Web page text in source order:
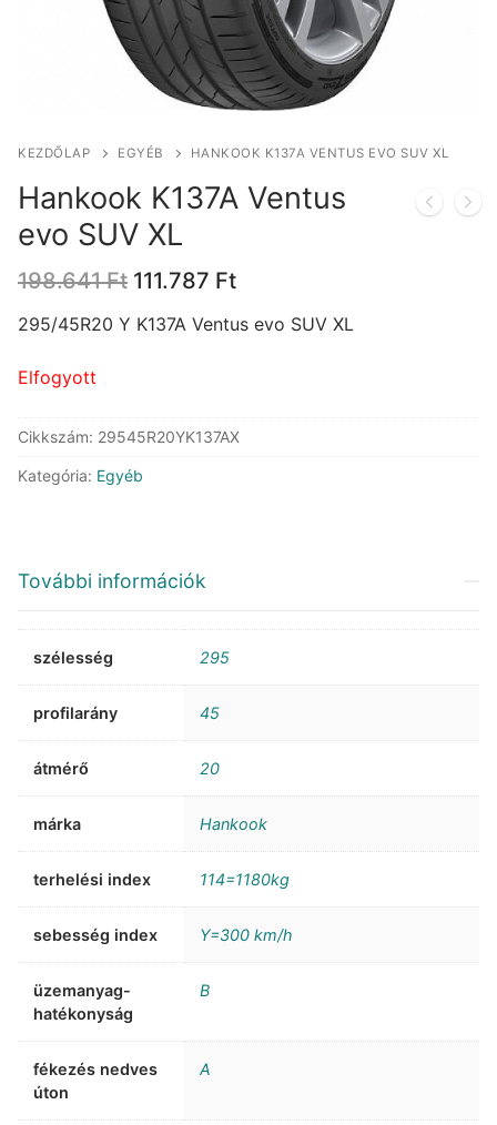
KEZDŐLAP EGYÉB HANKOOK K137A VENTUS EVO SUV XL
Hankook K137A Ventus
evo SUV XL
198.641Ft Original
was:
111.787 FtCurrent
is:
295/45R20 Y K137A Ventus evo SUV XL
Elfogyott
Cikkszám: 29545R20YK137AX
Kategória: Egyéb
További információk
szélesség 295
profilarány 45
átmérő 20
márka Hankook
terhelési index 114=1180kg
sebesség index Y=300 km/h
üzemanyag-
hatékonyság
B
fékezés nedves
úton
A